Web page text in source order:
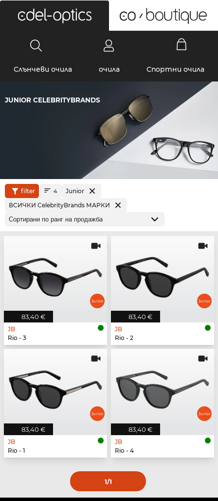
Слънчеви очила очила Спортни очила
JUNIOR CELEBRITYBRANDS
filter 4
Junior
ВСИЧКИ CelebrityBrands МАРКИ
83,40 €
JB
Rio - 3
83,40 €
JB
Rio - 2
83,40 €
JB
Rio - 1
83,40 €
JB
Rio - 4
1/1